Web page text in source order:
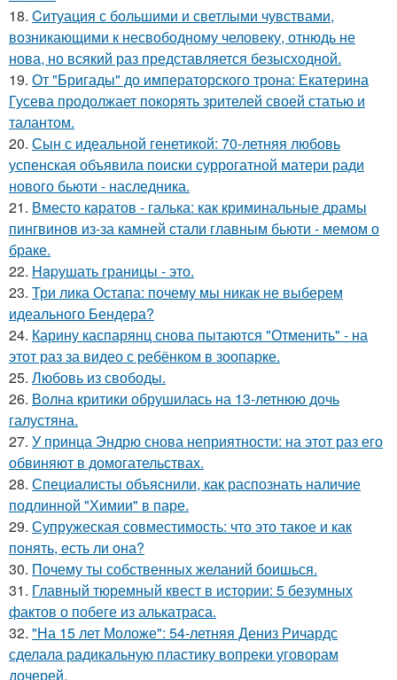
18. Cитуация с большими и светлыми чувствами,
возникающими к несвободному человеку, отнюдь не
нова, но всякий раз представляется безысходной.
19. От "Бригады" до императорского трона: Екатерина
Гусева продолжает покорять зрителей своей статью и
талантом.
20. Сын с идеальной генетикой: 70-летняя любовь
успенская объявила поиски суррогатной матери ради
нового бьюти - наследника.
21. Вместо каратов - галька: как криминальные драмы
пингвинов из-за камней стали главным бьюти - мемом о
браке.
22. Hapушать границы - это.
23. Три лика Остапа: почему мы никак не выберем
идеального Бендера?
24. Карину каспарянц снова пытаются "Отменить" - на
этот раз за видео с ребёнком в зоопарке.
25. Любовь из свободы.
26. Волна критики обрушилась на 13-летнюю дочь
галустяна.
27. У принца Эндрю снова неприятности: на этот раз его
обвиняют в домогательствах.
28. Специалисты объяснили, как распознать наличие
подлинной "Химии" в паре.
29. Супружеская совместимость: что это такое и как
понять, есть ли она?
30. Почему ты собственных желаний боишься.
31. Главный тюремный квест в истории: 5 безумных
фактов о побеге из алькатраса.
32. "На 15 лет Моложе": 54-летняя Дениз Ричардс
сделала радикальную пластику вопреки уговорам
дочерей.